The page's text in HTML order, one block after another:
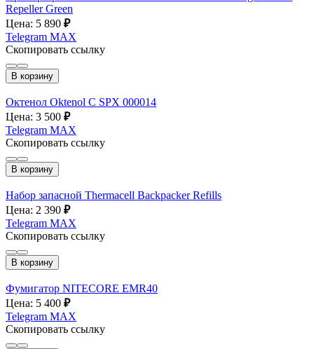
Repeller Green
Цена: 5 890 ₽
Telegram MAX
Скопировать ссылку
В корзину
Октенол Oktenol C SPX 000014
Цена: 3 500 ₽
Telegram MAX
Скопировать ссылку
В корзину
Набор запасной Thermacell Backpacker Refills
Цена: 2 390 ₽
Telegram MAX
Скопировать ссылку
В корзину
Фумигатор NITECORE EMR40
Цена: 5 400 ₽
Telegram MAX
Скопировать ссылку